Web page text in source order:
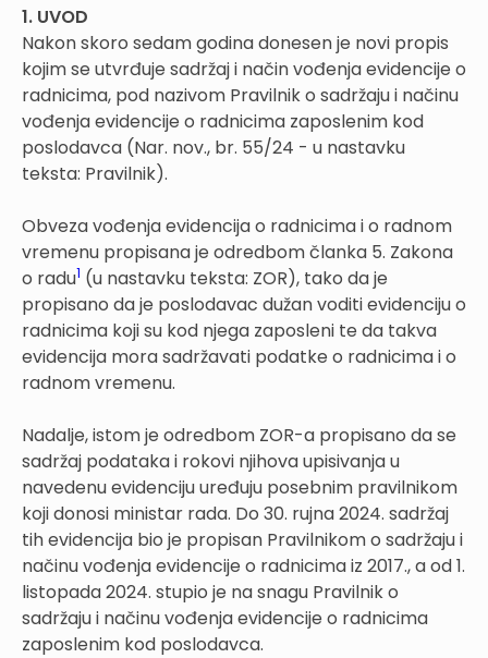
1. UVOD
Nakon skoro sedam godina donesen je novi propis
kojim se utvrđuje sadržaj i način vođenja evidencije o
radnicima, pod nazivom Pravilnik o sadržaju i načinu
vođenja evidencije o radnicima zaposlenim kod
poslodavca (Nar. nov., br. 55/24 - u nastavku
teksta: Pravilnik).
Obveza vođenja evidencija o radnicima i o radnom
vremenu propisana je odredbom članka 5. Zakona
o radu1 (u nastavku teksta: ZOR), tako da je
propisano da je poslodavac dužan voditi evidenciju o
radnicima koji su kod njega zaposleni te da takva
evidencija mora sadržavati podatke o radnicima i o
radnom vremenu.
Nadalje, istom je odredbom ZOR-a propisano da se
sadržaj podataka i rokovi njihova upisivanja u
navedenu evidenciju uređuju posebnim pravilnikom
koji donosi ministar rada. Do 30. rujna 2024. sadržaj
tih evidencija bio je propisan Pravilnikom o sadržaju i
načinu vođenja evidencije o radnicima iz 2017., a od 1.
listopada 2024. stupio je na snagu Pravilnik o
sadržaju i načinu vođenja evidencije o radnicima
zaposlenim kod poslodavca.